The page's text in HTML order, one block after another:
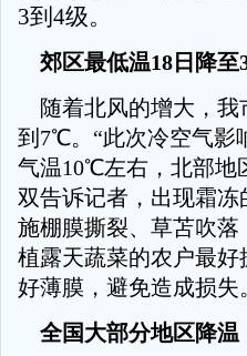
3到4级。
郊区最低温18日降
随着北风的增大，我
到7℃。“此次冷空气影
气温10℃左右，北部地
双告诉记者，出现霜
施棚膜撕裂、草苫吹
植露天蔬菜的农户最
好薄膜，避免造成损失
全国大部分地区降温